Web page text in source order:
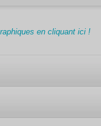
en cliquant ici !